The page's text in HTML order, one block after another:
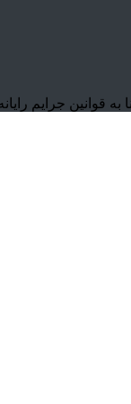
ای جمهوری اسلامی